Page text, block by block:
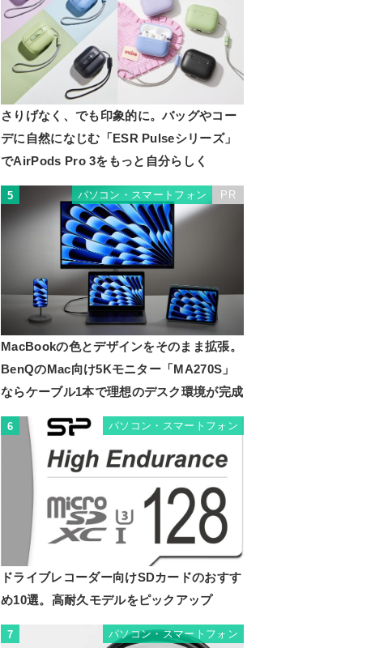
さりげなく、でも印象的に。バッグやコー
デに自然になじむ「ESR Pulseシリーズ」
でAirPods Pro 3をもっと自分らしく
5 パソコン・スマートフォン PR
MacBookの色とデザインをそのまま拡張。
BenQのMac向け5Kモニター「MA270S」
ならケーブル1本で理想のデスク環境が完成
6 パソコン・スマートフォン
ドライブレコーダー向けSDカードのおすす
め10選。高耐久モデルをピックアップ
7 パソコン・スマートフォン